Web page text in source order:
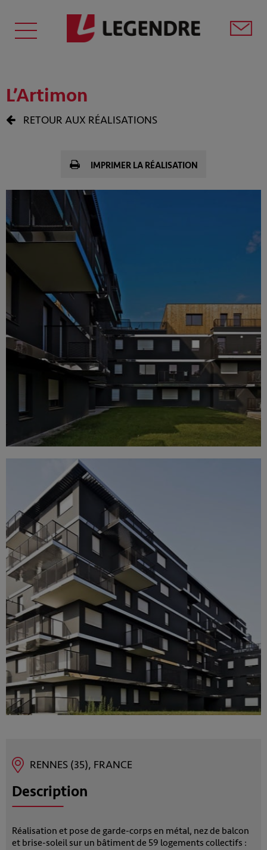
L’Artimon
RETOUR AUX RÉALISATIONS
IMPRIMER LA RÉALISATION
RENNES (35), FRANCE
Description
Réalisation et pose de garde-corps en métal, nez de balcon
et brise-soleil sur un bâtiment de 59 logements collectifs :